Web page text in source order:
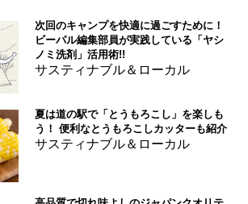
次回のキャンプを快適に過ごすために！
ビーパル編集部員が実践している「ヤシ
ノミ洗剤」活用術!!
サスティナブル＆ローカル
夏は道の駅で「とうもろこし」を楽しも
う！ 便利なとうもろこしカッターも紹介
サスティナブル＆ローカル